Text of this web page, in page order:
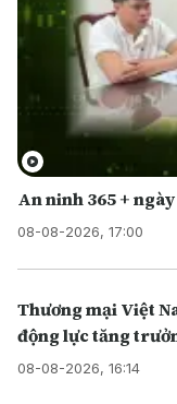
An ninh 365 +
08-08-2026, 17:00
Thương mại Việt
động lực tăng
08-08-2026, 16:14